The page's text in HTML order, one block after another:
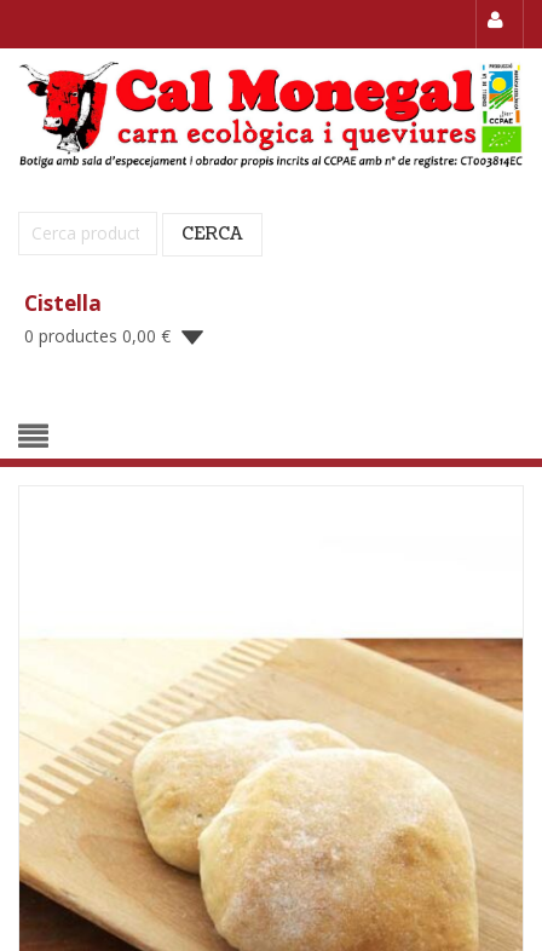
Cerca: CERCA
Cistella
0 productes 0,00 €